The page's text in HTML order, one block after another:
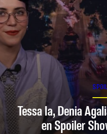
Tessa Ia, Denia
en Spoiler